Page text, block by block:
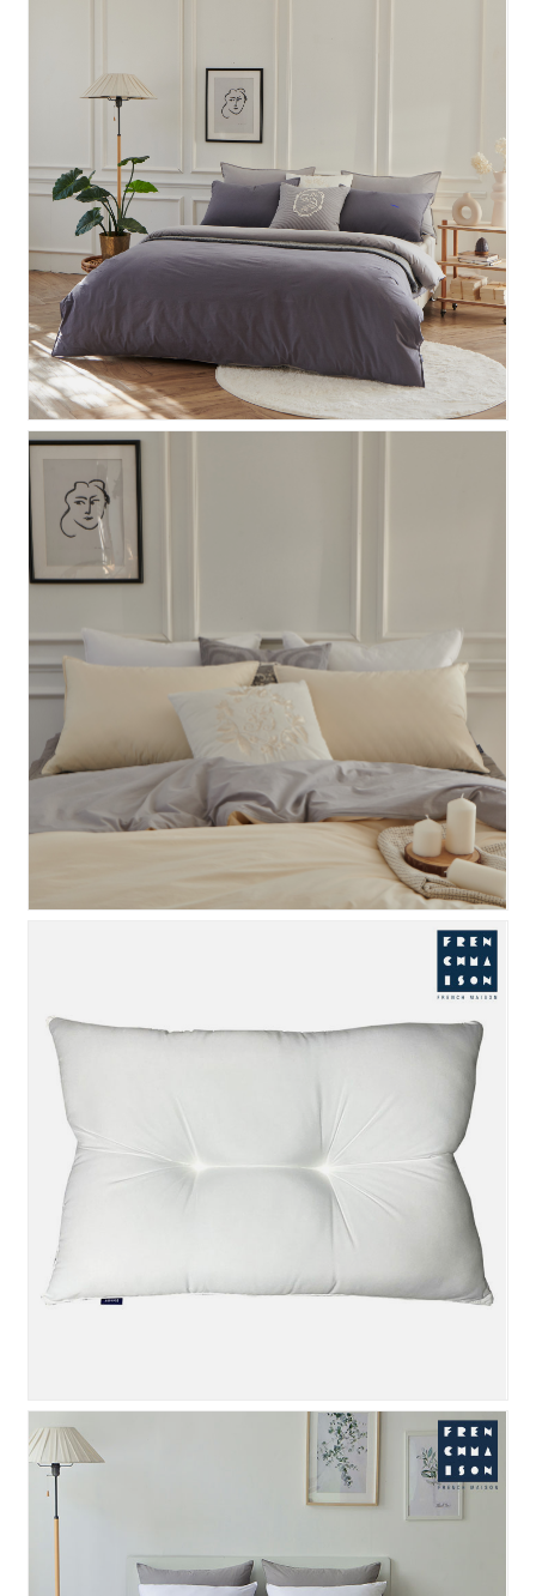
테라피 누비이불커버 S, Q,..
테라피 베개커버 50x70
에어로쿨 마이크로 베개솜 ..